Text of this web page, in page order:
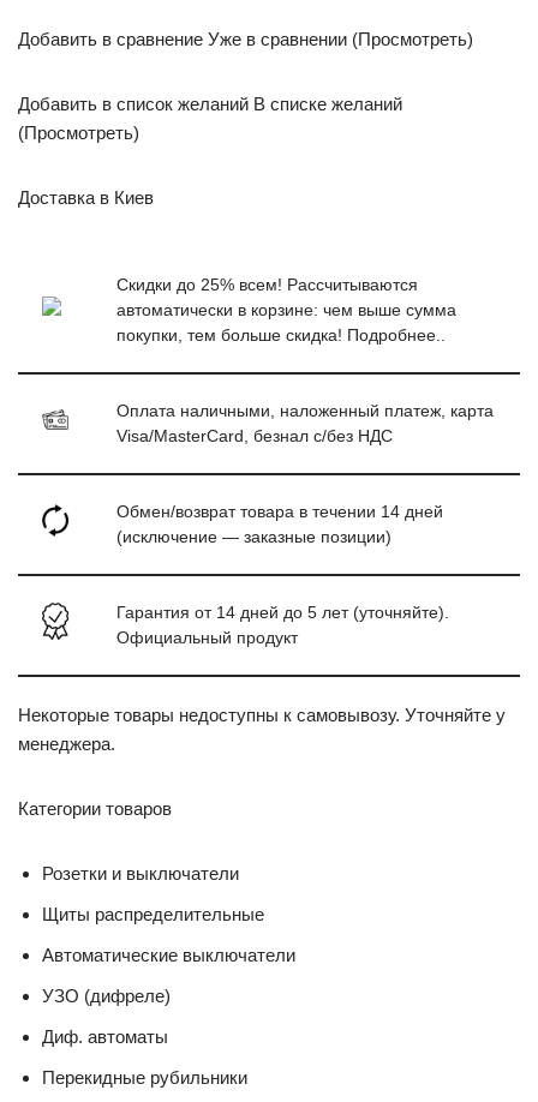
Добавить в сравнение Уже в сравнении (Просмотреть)
Добавить в список желаний В списке желаний
(Просмотреть)
Доставка в Киев
Скидки до 25% всем! Рассчитываются
автоматически в корзине: чем выше сумма
покупки, тем больше скидка! Подробнее..
Оплата наличными, наложенный платеж, карта
Visa/MasterCard, безнал с/без НДС
Обмен/возврат товара в течении 14 дней
(исключение — заказные позиции)
Гарантия от 14 дней до 5 лет (уточняйте).
Официальный продукт
Некоторые товары недоступны к самовывозу. Уточняйте у
менеджера.
Категории товаров
Розетки и выключатели
Щиты распределительные
Автоматические выключатели
УЗО (дифреле)
Диф. автоматы
Перекидные рубильники